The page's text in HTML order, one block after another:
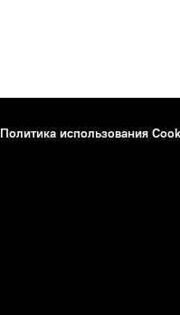
Политика использования